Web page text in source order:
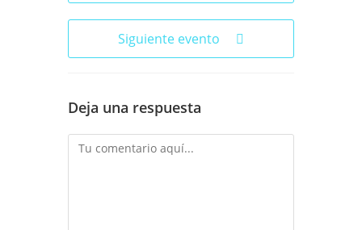
Siguiente evento
Deja una respuesta
Comentario